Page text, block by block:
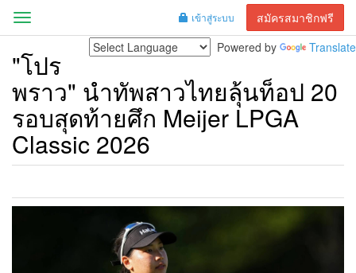
เข้าสู่ระบบ สมัครสมาชิกฟรี
Menu
Powered by
Translate
"โปร
พราว" นำทัพสาวไทยลุ้นท็อป 20
รอบสุดท้ายศึก Meijer LPGA
Classic 2026